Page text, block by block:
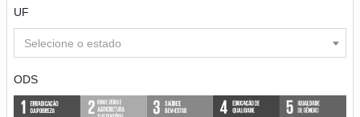
UF
Selecione o estado
ODS